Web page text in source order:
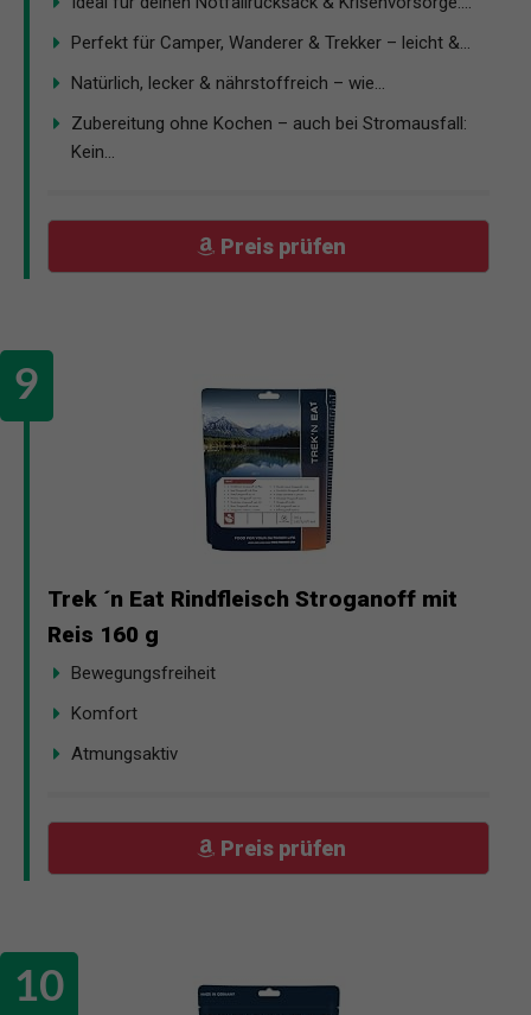
Perfekt für Camper, Wanderer & Trekker – leicht &...
Natürlich, lecker & nährstoffreich – wie...
Zubereitung ohne Kochen – auch bei Stromausfall:
Kein...
Preis prüfen
Trek ´n Eat Rindfleisch Stroganoff mit
Reis 160 g
Bewegungsfreiheit
Komfort
Atmungsaktiv
Preis prüfen